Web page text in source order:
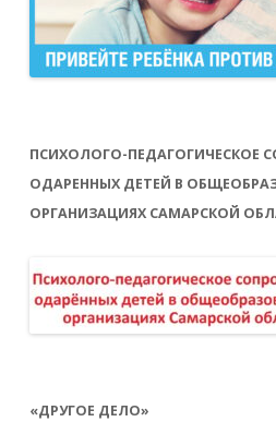
ПСИХОЛОГО-ПЕДАГОГИЧЕСКОЕ
ОДАРЕННЫХ ДЕТЕЙ В
ОРГАНИЗАЦИЯХ САМАРСКОЙ
«ДРУГОЕ ДЕЛО»